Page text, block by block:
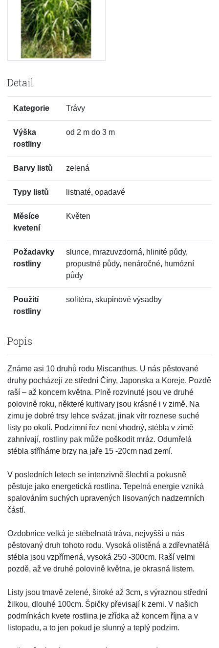
Detail
Kategorie Trávy
Výška
rostliny
od 2 m do 3 m
Barvy listů zelená
Typy listů listnaté, opadavé
Měsíce
kvetení
Květen
Požadavky
rostliny
slunce, mrazuvzdorná, hlinité půdy,
propustné půdy, nenáročné, humózní
půdy
Použití
rostliny
solitéra, skupinové výsadby
Popis
Známe asi 10 druhů rodu Miscanthus. U nás pěstované
druhy pocházejí ze střední Číny, Japonska a Koreje. Pozdě
raší – až koncem května. Plně rozvinuté jsou ve druhé
polovině roku, některé kultivary jsou krásné i v zimě. Na
zimu je dobré trsy lehce svázat, jinak vítr roznese suché
listy po okolí. Podzimní řez není vhodný, stébla v zimě
zahnívají, rostliny pak může poškodit mráz. Odumřelá
stébla stříháme brzy na jaře 15 -20cm nad zemí.
V posledních letech se intenzivně šlechtí a pokusně
pěstuje jako energetická rostlina. Tepelná energie vzniká
spalováním suchých upravených lisovaných nadzemních
částí.
Ozdobnice velká je stébelnatá tráva, nejvyšší u nás
pěstovaný druh tohoto rodu. Vysoká olistěná a zdřevnatělá
stébla jsou vzpřímená, vysoká 250 -300cm. Raší velmi
pozdě, až ve druhé polovině května, je okrasná listem.
Listy jsou tmavě zelené, široké až 3cm, s výraznou střední
žilkou, dlouhé 100cm. Špičky převisají k zemi. V našich
podmínkách kvete rostlina je zřídka až koncem října a v
listopadu, a to jen pokud je slunný a teplý podzim.